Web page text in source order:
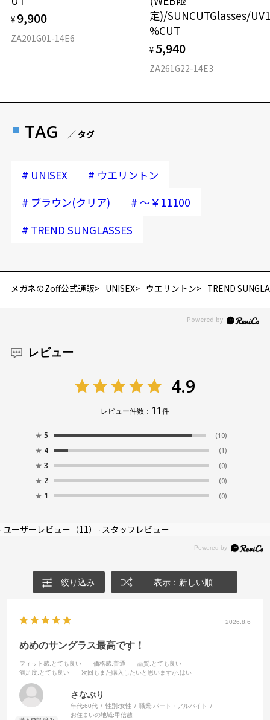
お気に入り
お気に入りリストはこちら
¥ 9,900
ZA201G01-14E6
定)/SUNCUTGlasses/
%CUT
¥ 5,940
ZA261G22-14E3
TAG ／ タグ
# UNISEX # ウエリントン
# ブラウン(クリア) # ～￥11100
# TREND SUNGLASSES
メガネのZoff公式通販 UNISEX ウエリントン TREND
レビュー
4.9
レビュー件数： 11件
★ 5 (10)
★ 4 (1)
★ 3 (0)
★ 2 (0)
★ 1 (0)
ユーザーレビュー （11） スタッフレビュー
絞り込み 表示：新しい順
2026.8.6
めめのサングラス最高です！
フィット感:とても良い 価格感:普通 品質:とても良い
満足度:とても良い 次回もまた購入したいと思いますか:はい
さなぶり
年代:60代 性別:女性 職業:パート・アルバイト
お住まいの地域:甲信越